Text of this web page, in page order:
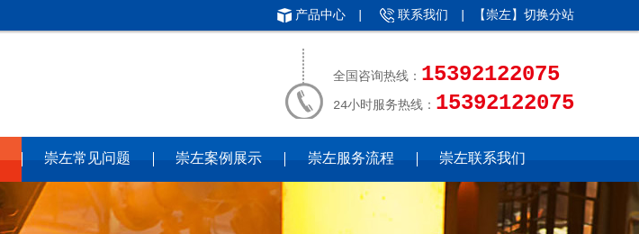
产品中心 联系我们 | 【崇左】 切换分站
全国咨询热线： 15392122075
24小时服务热线： 15392122075
崇左常见问题 崇左案例展示 崇左服务流程 崇左联系我们